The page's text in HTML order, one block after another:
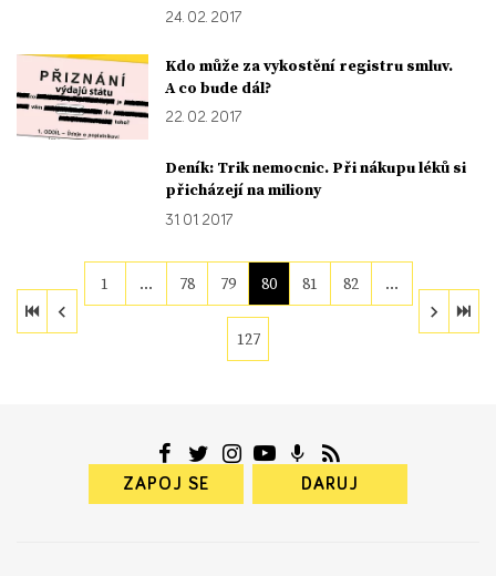
24. 02. 2017
Kdo může za vykostění registru smluv.
A co bude dál?
22. 02. 2017
Deník: Trik nemocnic. Při nákupu léků si
přicházejí na miliony
31. 01. 2017
1 … 78 79 80 81 82 …
127
ZAPOJ SE DARUJ